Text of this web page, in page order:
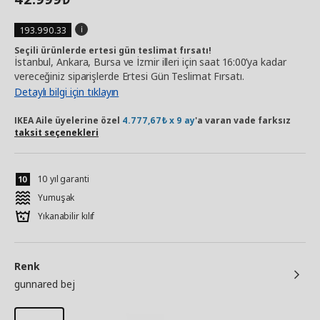
193.990.33
Seçili ürünlerde ertesi gün teslimat fırsatı!
İstanbul, Ankara, Bursa ve İzmir illeri için saat 16:00’ya kadar
vereceğiniz siparişlerde Ertesi Gün Teslimat Fırsatı.
Detaylı bilgi için tıklayın
IKEA Aile üyelerine özel 4.777,67₺ x 9 ay'a varan vade farksız
taksit seçenekleri
10 yıl garanti
Yumuşak
Yıkanabilir kılıf
Renk
gunnared bej